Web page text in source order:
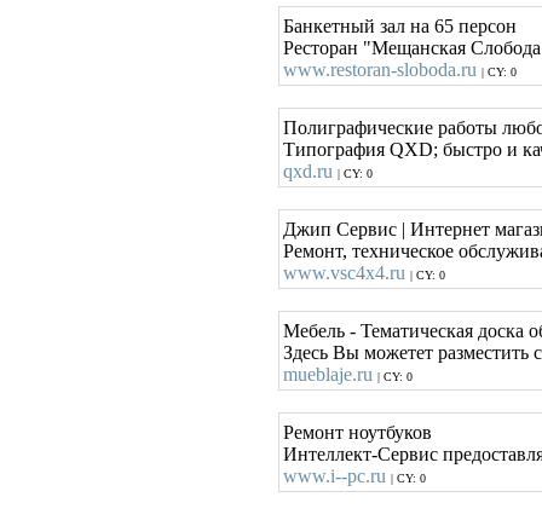
Банкетный зал на 65 персон
Ресторан "Мещанская
www.restoran-sloboda.ru | CY: 0
Полиграфические работы
Типография QXD; быстро и
qxd.ru | CY: 0
Джип Сервис | Интернет
Ремонт, техническое
www.vsc4x4.ru | CY: 0
Мебель - Тематическая доска
Здесь Вы можетет разместить
mueblaje.ru | CY: 0
Ремонт ноутбуков
Интеллект-Сервис
www.i--pc.ru | CY: 0